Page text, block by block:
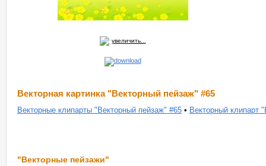
увеличить...
Векторная картинка "Векторный пейзаж" #65
Векторные клипарты "Векторный пейзаж" #65 • Векторный клипарт
"Векторные пейзажи"